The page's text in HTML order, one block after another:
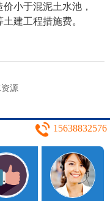
小于混泥土水池，
建工程措施费。
源
15638832576